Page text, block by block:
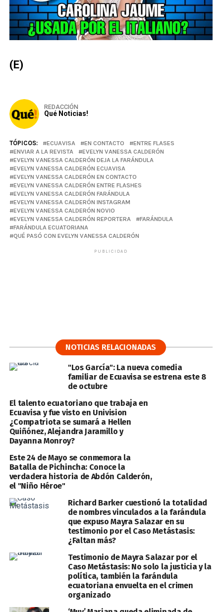
(E)
REDACCIÓN
Qué Noticias!
TÓPICOS: ECUAVISA EN CONTACTO
ENTRE FLASES
ENVIAR A LA REVISTA
EVELYN VANESSA CALDERÓN
EVELYN VANESSA CALDERÓN DEJA LA FARÁNDULA
EVELYN VANESSA CALDERÓN ECUAVISA
EVELYN VANESSA CALDERÓN EN CONTACTO
EVELYN VANESSA CALDERÓN ENTRE FLASHES
EVELYN VANESSA CALDERÓN FARÁNDULA
EVELYN VANESSA CALDERÓN INSTAGRAM
EVELYN VANESSA CALDERÓN NOVIO
EVELYN VANESSA CALDERÓN REPORTERA
FARÁNDULA
FARÁNDULA ECUATORIANA
QUÉ PASÓ CON EVELYN VANESSA CALDERÓN
PUBLICIDAD
NOTICIAS RELACIONADAS
"Los García": La nueva comedia
familiar de Ecuavisa se estrena este 8
de octubre
El talento ecuatoriano que trabaja en
Ecuavisa y fue visto en Univision
¿Compatriota se sumará a Hellen
Quiñónez, Alejandra Jaramillo y
Dayanna Monroy?
Este 24 de Mayo se conmemora la
Batalla de Pichincha: Conoce la
verdadera historia de Abdón Calderón,
el "Niño Héroe"
Richard Barker cuestionó la totalidad
de nombres vinculados a la farándula
que expuso Mayra Salazar en su
testimonio por el Caso Metástasis:
¿Faltan más?
Testimonio de Mayra Salazar por el
Caso Metástasis: No solo la justicia y la
política, también la farándula
ecuatoriana envuelta en el crimen
organizado